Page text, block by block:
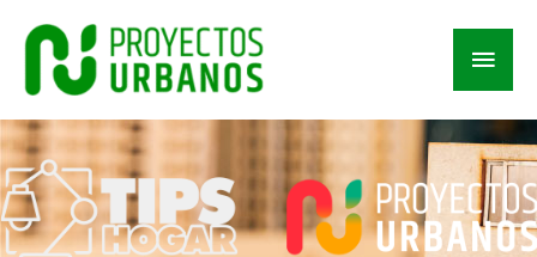
content